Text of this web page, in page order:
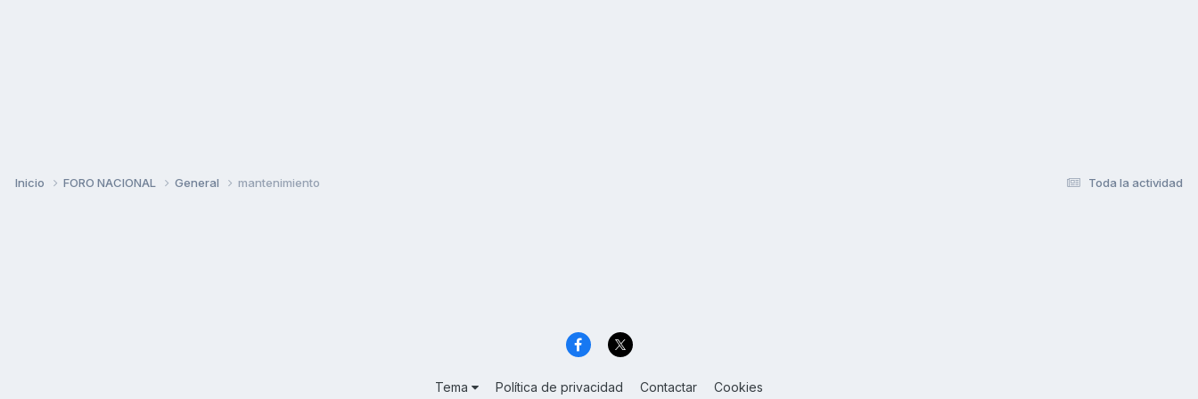
Toda la actividad
Inicio FORO NACIONAL General mantenimiento
Tema Política de privacidad Contactar Cookies